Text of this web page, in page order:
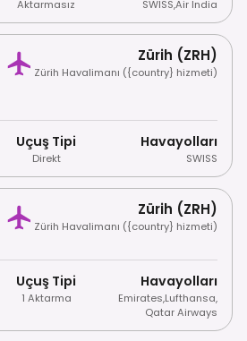
Aktarmasız SWISS,Air India
Zürih (ZRH)
Zürih Havalimanı ({country} hizmeti)
Uçuş Tipi
Direkt
Havayolları
SWISS
Zürih (ZRH)
Zürih Havalimanı ({country} hizmeti)
Uçuş Tipi
1 Aktarma
Havayolları
Emirates,Lufthansa,
Qatar Airways